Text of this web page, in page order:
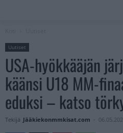
Uutiset
USA-hyökkääjän
käänsi U18 MM-
eduksi – katso
Tekijä Jääkiekonmmkisat.com -